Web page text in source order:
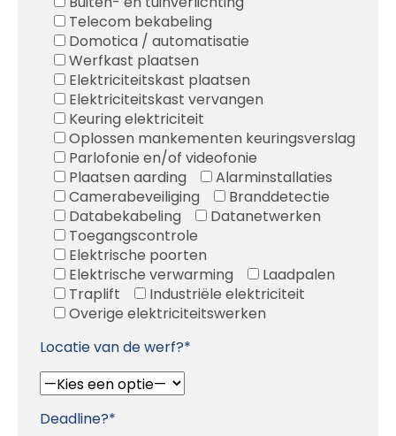
Telecom bekabeling
Domotica / automatisatie
Werfkast plaatsen
Elektriciteitskast plaatsen
Elektriciteitskast vervangen
Keuring elektriciteit
Oplossen mankementen keuringsverslag
Parlofonie en/of videofonie
Plaatsen aarding
Alarminstallaties
Camerabeveiliging
Branddetectie
Databekabeling
Datanetwerken
Toegangscontrole
Elektrische poorten
Elektrische verwarming
Laadpalen
Traplift
Industriële elektriciteit
Overige elektriciteitswerken
Locatie van de werf?*
Deadline?*